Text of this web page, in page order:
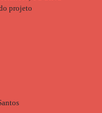
projeto